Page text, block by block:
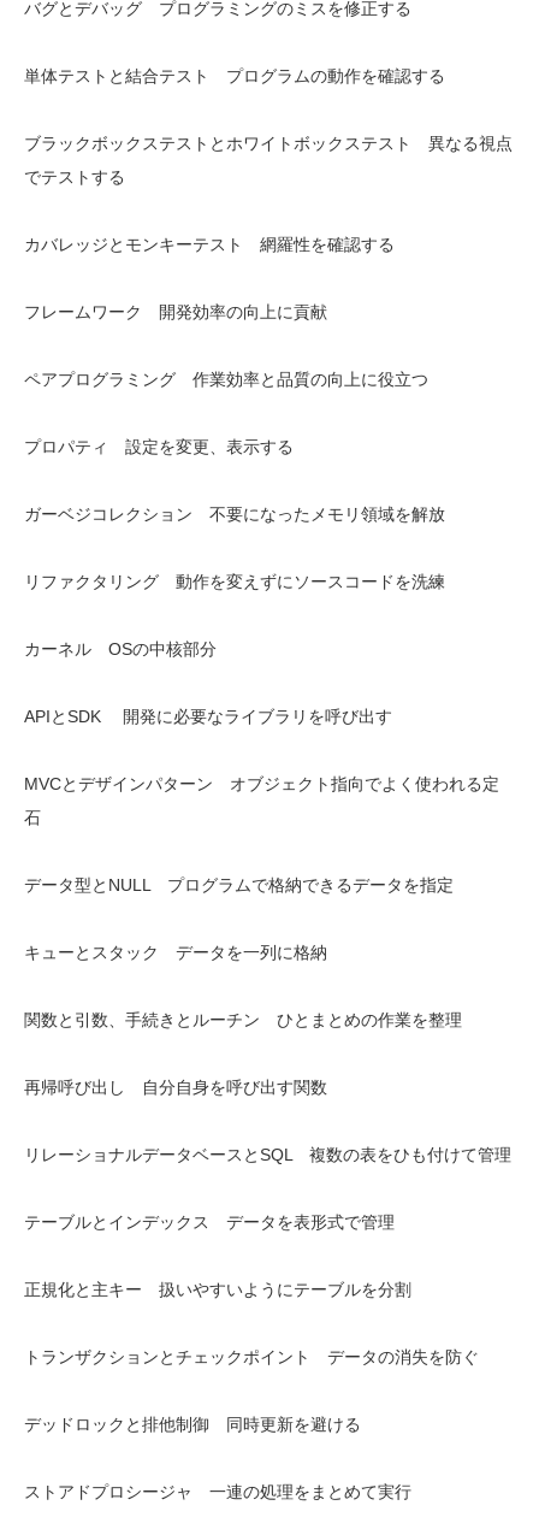
バグとデバッグ プログラミングのミスを修正する
単体テストと結合テスト プログラムの動作を確認する
ブラックボックステストとホワイトボックステスト 異なる視点
でテストする
カバレッジとモンキーテスト 網羅性を確認する
フレームワーク 開発効率の向上に貢献
ペアプログラミング 作業効率と品質の向上に役立つ
プロパティ 設定を変更、表示する
ガーベジコレクション 不要になったメモリ領域を解放
リファクタリング 動作を変えずにソースコードを洗練
カーネル OSの中核部分
APIとSDK 開発に必要なライブラリを呼び出す
MVCとデザインパターン オブジェクト指向でよく使われる定
石
データ型とNULL プログラムで格納できるデータを指定
キューとスタック データを一列に格納
関数と引数、手続きとルーチン ひとまとめの作業を整理
再帰呼び出し 自分自身を呼び出す関数
リレーショナルデータベースとSQL 複数の表をひも付けて管理
テーブルとインデックス データを表形式で管理
正規化と主キー 扱いやすいようにテーブルを分割
トランザクションとチェックポイント データの消失を防ぐ
デッドロックと排他制御 同時更新を避ける
ストアドプロシージャ 一連の処理をまとめて実行